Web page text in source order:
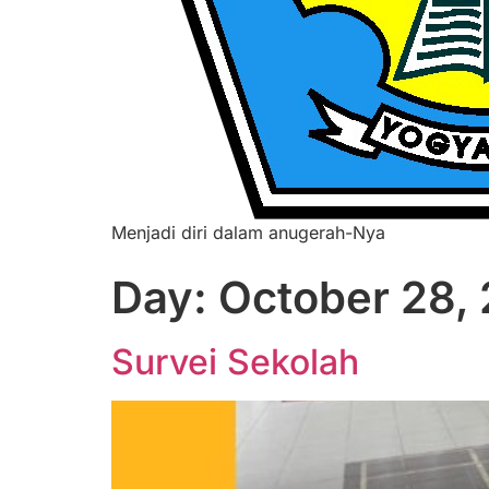
Menjadi diri dalam anugerah-Nya
Day: October 28,
Survei Sekolah